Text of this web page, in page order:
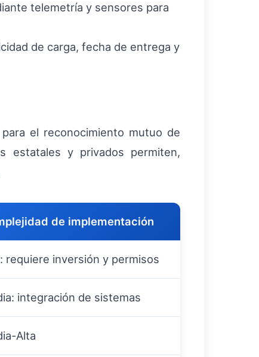
telemetría y sensores para
de carga, fecha de entrega y
el reconocimiento mutuo de
estatales y privados permiten,
de implementación
requiere inversión y permisos
integración de sistemas
Alta